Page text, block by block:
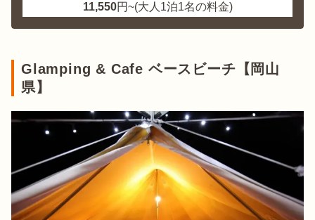
11,550円~(大人1泊1名の料金)
Glamping & Cafe ベースビーチ【岡山
県】